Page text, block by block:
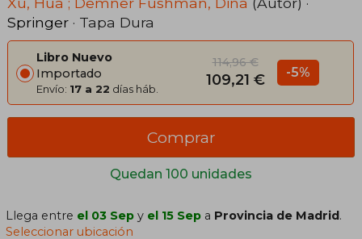
Springer · Tapa Dura
Libro Nuevo
Importado
Envío: 17 a 22 días háb.
114,96 €
109,21 € -5%
Quedan 100 unidades
Comprar
Llega entre el 03 Sep y el 15 Sep a Provincia de Madrid.
Seleccionar ubicación